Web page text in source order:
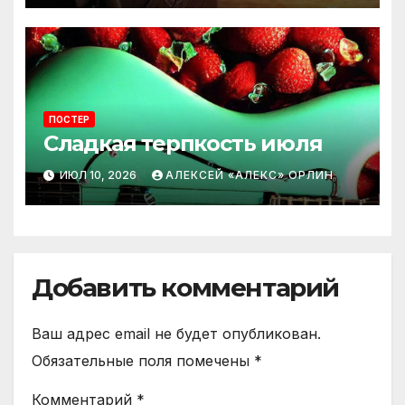
ПОСТЕР
Сладкая терпкость июля
ИЮЛ 10, 2026 АЛЕКСЕЙ «АЛЕКС» ОРЛИН
Добавить комментарий
Ваш адрес email не будет опубликован.
Обязательные поля помечены *
Комментарий *